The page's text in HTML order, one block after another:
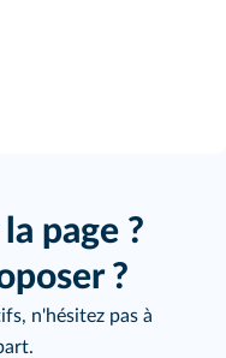
page ?
?
n'hésitez pas à